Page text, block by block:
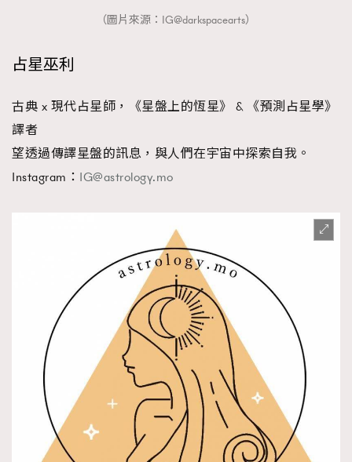
（圖片來源：IG@darkspacearts）
占星巫利
古典 x 現代占星師，《星盤上的恆星》 & 《預測占星學》
譯者
望透過傳譯星盤的訊息，與人們在宇宙中探索自我。
Instagram： IG@astrology.mo